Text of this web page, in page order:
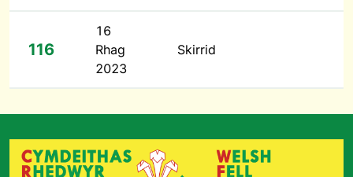
116
16
Rhag
2023
Skirrid